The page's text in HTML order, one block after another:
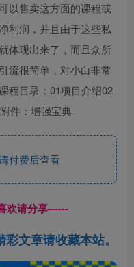
以售卖这方面的课程或
利润，并且由于这些私
体现出来了，而且众所
流很简单，对小白非常
程目录：01项目介绍02
件：增强宝典
付费后查看
欢请分享------
文章请收藏本站。